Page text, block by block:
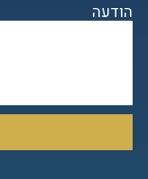
הודעה